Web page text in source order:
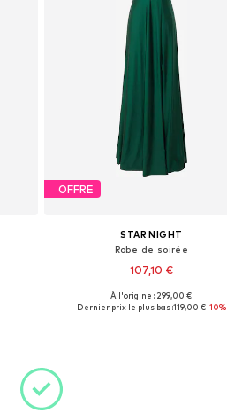
OFFRE
STAR NIGHT
Robe de soirée
107,10 €
Tailles disponibles: 44
À l'origine : 299,00 €
Dernier prix le plus bas :119,00 €-10%